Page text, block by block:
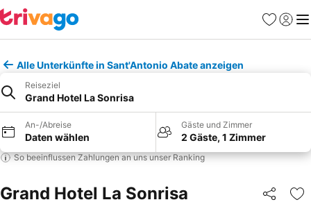
Favoriten
Alle Unterkünfte in Sant'Antonio Abate anzeigen
Reiseziel
Grand Hotel La Sonrisa
An-/Abreise
Daten wählen
Gäste und Zimmer
2 Gäste, 1 Zimmer
So beeinflussen Zahlungen an uns unser Ranking
Grand Hotel La Sonrisa Teilen